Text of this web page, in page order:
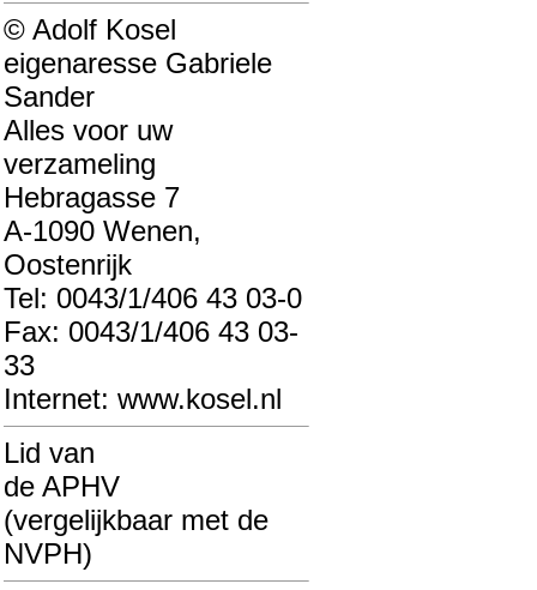
© Adolf Kosel
eigenaresse Gabriele
Sander
Alles voor uw
verzameling
Hebragasse 7
A-1090 Wenen,
Oostenrijk
Tel: 0043/1/406 43 03-0
Fax: 0043/1/406 43 03-
33
Internet: www.kosel.nl
Lid van
de APHV
(vergelijkbaar met de
NVPH)